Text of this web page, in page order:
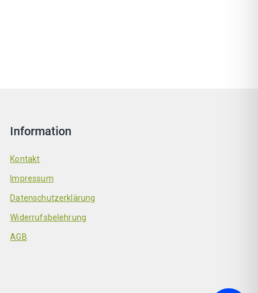
Information
Kontakt
Impressum
Datenschutzerklärung
Widerrufsbelehrung
AGB